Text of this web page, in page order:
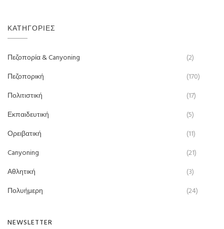
ΚΑΤΗΓΟΡΊΕΣ
Πεζοπορία & Canyoning
(2)
Πεζοπορική
(170)
Πολιτιστική
(17)
Εκπαιδευτική
(5)
Ορειβατική
(11)
Canyoning
(21)
Αθλητική
(3)
Πολυήμερη
(24)
NEWSLETTER